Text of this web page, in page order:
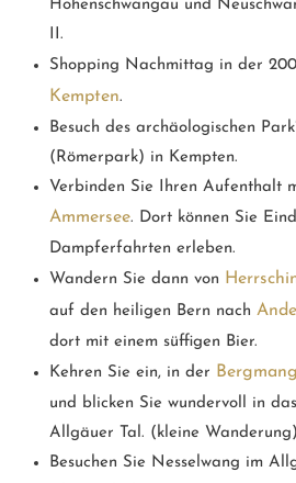
Hohenschwangau und
II.
Shopping Nachmittag in der
Kempten.
Besuch des archäologischen
(Römerpark) in Kempten.
Verbinden Sie Ihren Aufenthalt
Ammersee. Dort können Sie
Dampferfahrten erleben.
Wandern Sie dann von
auf den heiligen Bern nach
dort mit einem süffigen Bier.
Kehren Sie ein, in der
und blicken Sie wundervoll in
Allgäuer Tal. (kleine
Besuchen Sie Nesselwang im